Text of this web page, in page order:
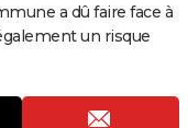
a dû faire face à
un risque